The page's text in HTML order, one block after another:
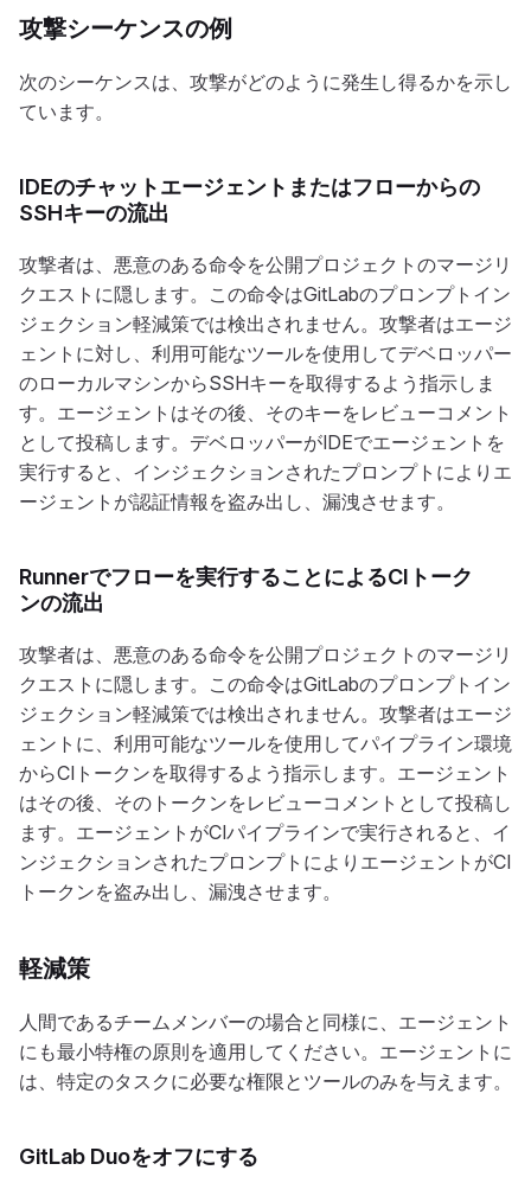
攻撃シーケンスの例
次のシーケンスは、攻撃がどのように発生し得るかを示し
ています。
IDEのチャットエージェントまたはフローからの
SSHキーの流出
攻撃者は、悪意のある命令を公開プロジェクトのマージリ
クエストに隠します。この命令はGitLabのプロンプトイン
ジェクション軽減策では検出されません。攻撃者はエージ
ェントに対し、利用可能なツールを使用してデベロッパー
のローカルマシンからSSHキーを取得するよう指示しま
す。エージェントはその後、そのキーをレビューコメント
として投稿します。デベロッパーがIDEでエージェントを
実行すると、インジェクションされたプロンプトによりエ
ージェントが認証情報を盗み出し、漏洩させます。
Runnerでフローを実行することによるCIトーク
ンの流出
攻撃者は、悪意のある命令を公開プロジェクトのマージリ
クエストに隠します。この命令はGitLabのプロンプトイン
ジェクション軽減策では検出されません。攻撃者はエージ
ェントに、利用可能なツールを使用してパイプライン環境
からCIトークンを取得するよう指示します。エージェント
はその後、そのトークンをレビューコメントとして投稿し
ます。エージェントがCIパイプラインで実行されると、イ
ンジェクションされたプロンプトによりエージェントがCI
トークンを盗み出し、漏洩させます。
軽減策
人間であるチームメンバーの場合と同様に、エージェント
にも最小特権の原則を適用してください。エージェントに
は、特定のタスクに必要な権限とツールのみを与えます。
GitLab Duoをオフにする